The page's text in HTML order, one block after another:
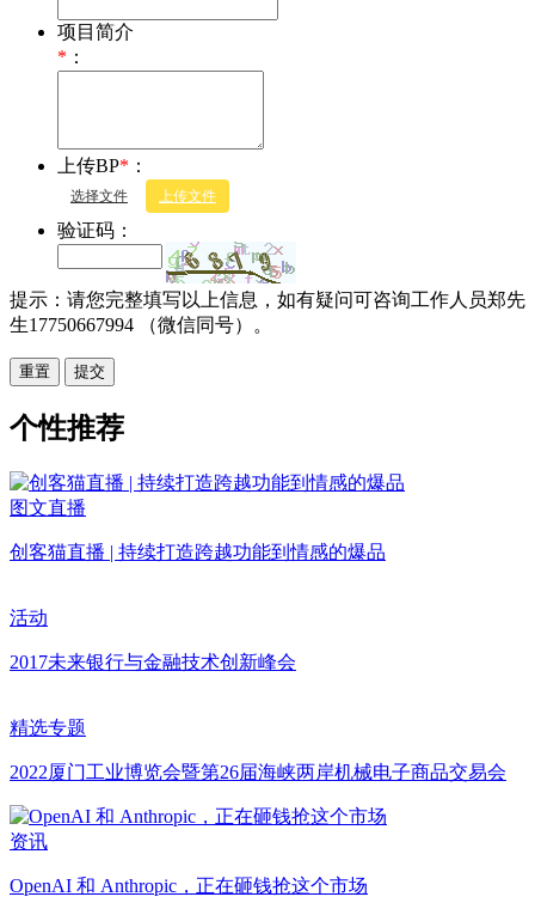
项目简介
* ：
上传BP* ：
选择文件 上传文件
验证码：
提示：请您完整填写以上信息，如有疑问可咨询工作人员郑先
生17750667994 （微信同号）。
重置
个性推荐
图文直播
创客猫直播 | 持续打造跨越功能到情感的爆品
活动
2017未来银行与金融技术创新峰会
精选专题
2022厦门工业博览会暨第26届海峡两岸机械电子商品交易会
资讯
OpenAI 和 Anthropic，正在砸钱抢这个市场